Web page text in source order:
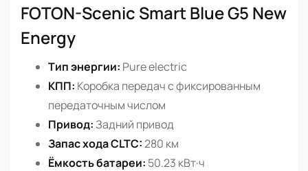
FOTON-Scenic Smart Blue G5 New
Energy
Тип энергии: Pure electric
КПП: Коробка передач с фиксированным
передаточным числом
Привод: Задний привод
Запас хода CLTC:280 км
Ёмкость батареи: 50.23 кВт·ч